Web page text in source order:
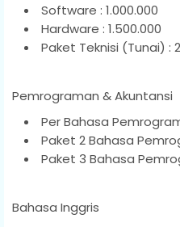
Software : 1.000.000
Hardware : 1.500.000
Paket Teknisi (Tunai) :
Pemrograman & Akuntansi
Per Bahasa
Paket 2 Bahasa
Paket 3 Bahasa
Bahasa Inggris